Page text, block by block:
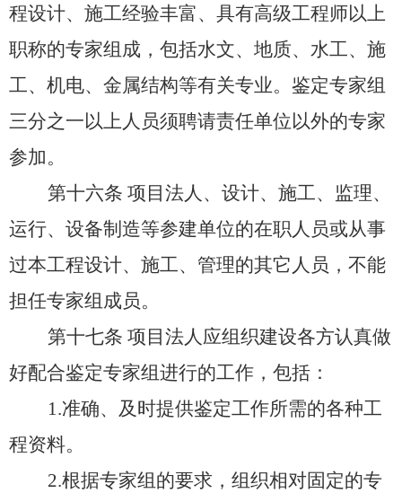
程设计、施工经验丰富、具有高级工程师以上
职称的专家组成，包括水文、地质、水工、施
工、机电、金属结构等有关专业。鉴定专家组
三分之一以上人员须聘请责任单位以外的专家
参加。
第十六条 项目法人、设计、施工、监理、
运行、设备制造等参建单位的在职人员或从事
过本工程设计、施工、管理的其它人员，不能
担任专家组成员。
第十七条 项目法人应组织建设各方认真做
好配合鉴定专家组进行的工作，包括：
1.准确、及时提供鉴定工作所需的各种工
程资料。
2.根据专家组的要求，组织相对固定的专